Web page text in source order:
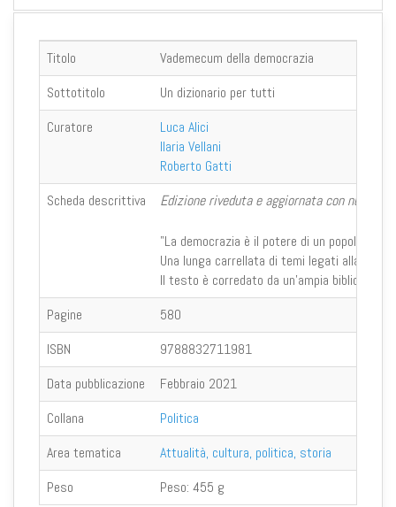
Titolo
Vademecum della democrazia
Sottotitolo
Un dizionario per tutti
Curatore
Luca Alici
Ilaria Vellani
Roberto Gatti
Scheda descrittiva
Edizione riveduta e aggiornata con nuovi
"La democrazia è il potere di un popolo
Una lunga carrellata di temi legati alla
Il testo è corredato da un'ampia
Pagine
580
ISBN
9788832711981
Data pubblicazione
Febbraio 2021
Collana
Politica
Area tematica
Attualità, cultura, politica, storia
Peso
Peso: 455 g